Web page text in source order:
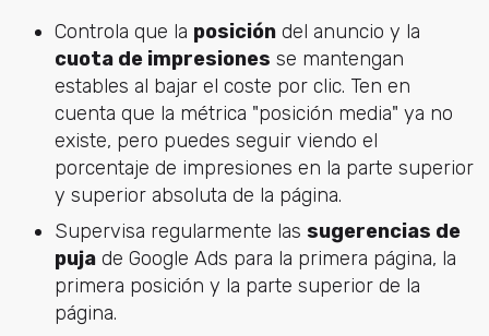
Controla que la posicióndel anuncio y la
cuota de impresiones se mantengan
estables al bajar el coste por clic. Ten en
cuenta que la métrica "posición media" ya no
existe, pero puedes seguir viendo el
porcentaje de impresiones en la parte superior
y superior absoluta de la página.
Supervisa regularmente las sugerencias de
pujade Google Ads para la primera página, la
primera posición y la parte superior de la
página.